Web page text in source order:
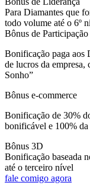
Para Diamantes que
todo volume até o 6º
Bônus de Participação
Bonificação paga aos
de lucros da
Sonho”
Bônus e-commerce
Bonificação de 30%
bonificável e 100%
Bônus 3D
Bonificação baseada
até o terceiro nível
fale comigo agora